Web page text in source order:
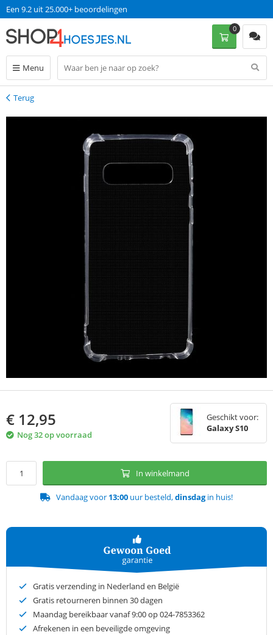
Een 9.2 uit 25.000+ beoordelingen
Menu
0
Terug
Terug
€ 12,95
Nog 32 op voorraad
Geschikt voor:
Galaxy S10
In winkelmand
Vandaag voor 13:00 uur besteld,dinsdagin huis!
Gratis verzending in Nederland en België
Gratis retourneren binnen 30 dagen
Maandag bereikbaar vanaf 9:00 op 024-7853362
Afrekenen in een beveiligde omgeving